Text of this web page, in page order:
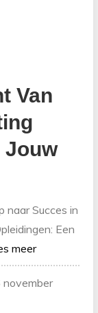
Van
Jouw
naar Succes in
Een
meer
november